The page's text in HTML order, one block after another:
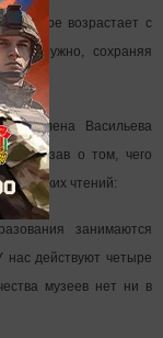
возрастает с
дружно, сохраняя
Елена Васильева
о том, чего
чтений:
занимаются
нас действуют четыре
музеев нет ни в